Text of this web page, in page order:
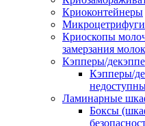
Криоконтейнеры
Микроцетрифуги
Криоскопы
замерзания
Кэпперы/
Кэпперы/
Ламинарные
Боксы